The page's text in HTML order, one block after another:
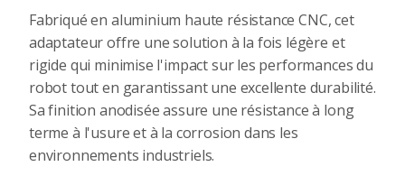
Fabriqué en aluminium haute résistance CNC, cet
adaptateur offre une solution à la fois légère et
rigide qui minimise l'impact sur les performances du
robot tout en garantissant une excellente durabilité.
Sa finition anodisée assure une résistance à long
terme à l'usure et à la corrosion dans les
environnements industriels.